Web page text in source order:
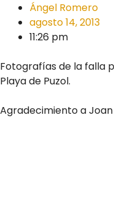
Ángel Romero
agosto 14, 2013
11:26 pm
Fotografías de la falla
Playa de Puzol.
Agradecimiento a